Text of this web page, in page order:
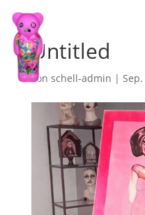
Untitled
von schell-admin |